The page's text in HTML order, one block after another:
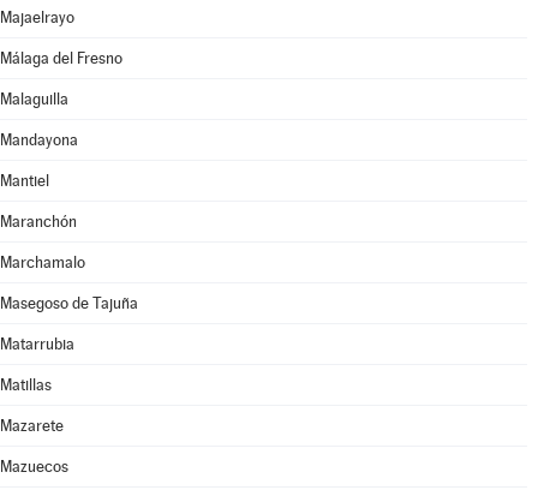
Majaelrayo
Málaga del Fresno
Malaguilla
Mandayona
Mantiel
Maranchón
Marchamalo
Masegoso de Tajuña
Matarrubia
Matillas
Mazarete
Mazuecos